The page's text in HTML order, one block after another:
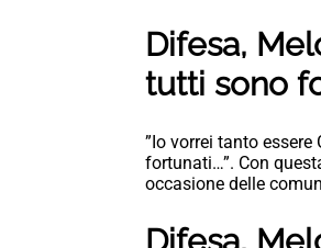
Difesa,
tutti sono
”Io vorrei tanto
fortunati…”. Con
occasione delle